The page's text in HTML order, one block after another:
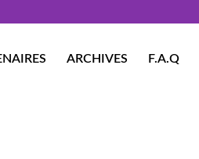
ARCHIVES F.A.Q